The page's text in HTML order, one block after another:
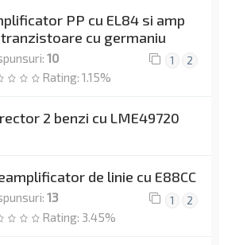
PP cu EL84 si amp
cu germaniu
10 1 2
Rating: 1.15%
2 benzi cu LME49720
de linie cu E88CC
13 1 2
Rating: 3.45%